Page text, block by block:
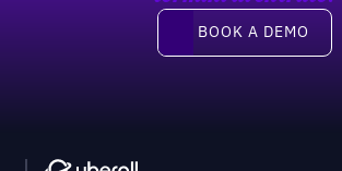
Book a demo
BOOK A DEMO